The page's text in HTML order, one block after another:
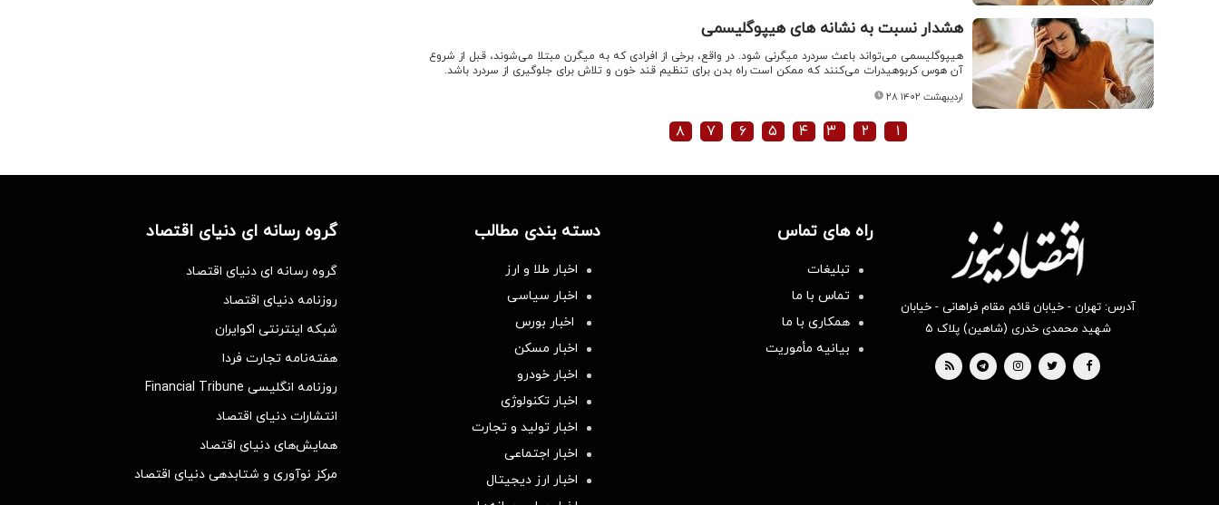
هشدار نسبت به نشانه های هیپوگلیسمی
هیپوگلیسمی می‌تواند باعث سردرد میگرنی شود. در واقع، برخی از افرادی که به میگرن مبتلا می‌شوند، قبل از شروع
آن هوس کربوهیدرات‌ می‌کنند که ممکن است راه بدن برای تنظیم قند خون و تلاش برای جلوگیری از سردرد باشد.
۲۸ اردیبهشت ۱۴۰۲
۱ ۲ ۳ ۴ ۵ ۶ ۷ ۸
آدرس: تهران - خیابان قائم مقام فراهانی - خیابان
شهید محمدی خدری (شاهین) پلاک ۵
راه های تماس
تبلیغات
تماس با ما
همکاری با ما
بیانیه مأموریت
دسته بندی مطالب
اخبار طلا و ارز
اخبار سیاسی
اخبار بورس
اخبار مسکن
اخبار خودرو
اخبار تکنولوژی
اخبار تولید و تجارت
اخبار اجتماعی
اخبار ارز دیجیتال
گروه رسانه ای دنیای اقتصاد
گروه رسانه ای دنیای اقتصاد
روزنامه دنیای اقتصاد
شبکه اینترنتی اکوایران
هفته‌نامه تجارت فردا
روزنامه انگلیسی Financial Tribune
انتشارات دنیای اقتصاد
همایش‌های دنیای اقتصاد
مرکز نوآوری و شتابدهی دنیای اقتصاد